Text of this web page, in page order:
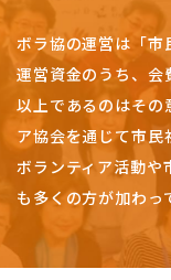
ボラ協の運営は「市
運営資金のうち、会
以上であるのはその
ア協会を通じて市民
ボランティア活動や
も多くの方が加わっ